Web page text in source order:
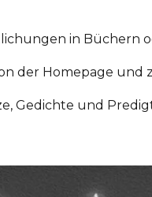
in Büchern
der Homepage und
Gedichte und